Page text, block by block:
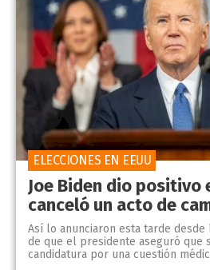
Joe Biden dio positivo
canceló un acto de
Así lo anunciaron esta tarde desde
de que el presidente aseguró que
candidatura por una cuestión
ELECCIONES EN EEUU